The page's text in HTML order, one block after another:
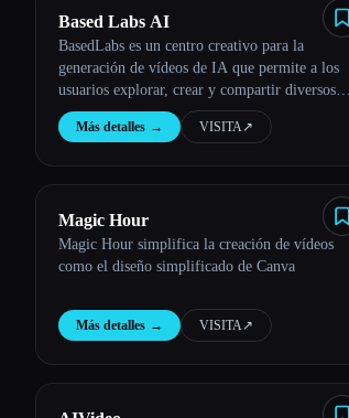
Based Labs AI
BasedLabs es un centro creativo para la
generación de vídeos de IA que permite a los
usuarios explorar, crear y compartir diversos
vídeos basados en la IA.
Más detalles → VISITA↗︎
Magic Hour
Magic Hour simplifica la creación de vídeos
como el diseño simplificado de Canva
Más detalles → VISITA↗︎